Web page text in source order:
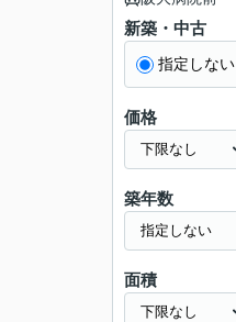
新築・中古
指定しない
価格
築年数
面積